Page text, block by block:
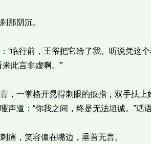
阴沉。
行前，王爷把它给了我。听说凭这个
此言非虚啊。”
一掌格开晃得刺眼的扳指，双手扶上
声道：“你我之间，终是无法坦诚。”话
，笑容僵在嘴边，垂首无言。